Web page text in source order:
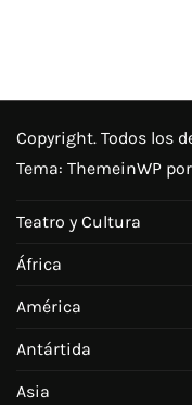
Copyright. Todos los
Tema: ThemeinWP
Teatro y Cultura
África
América
Antártida
Asia